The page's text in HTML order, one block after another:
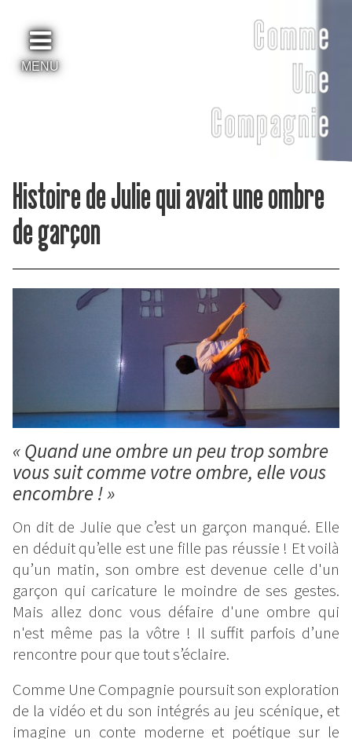
MENU
Histoire de Julie qui avait une ombre
de garçon
« Quand une ombre un peu trop sombre
vous suit comme votre ombre, elle vous
encombre ! »
On dit de Julie que c’est un garçon manqué. Elle
en déduit qu’elle est une fille pas réussie ! Et voilà
qu’un matin, son ombre est devenue celle d'un
garçon qui caricature le moindre de ses gestes.
Mais allez donc vous défaire d'une ombre qui
n'est même pas la vôtre ! Il suffit parfois d’une
rencontre pour que tout s’éclaire.
Comme Une Compagnie poursuit son exploration
de la vidéo et du son intégrés au jeu scénique, et
imagine un conte moderne et poétique sur le